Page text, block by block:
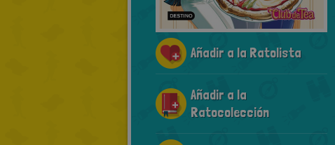
Añadir a la Ratolista
Añadir a la
Ratocolección